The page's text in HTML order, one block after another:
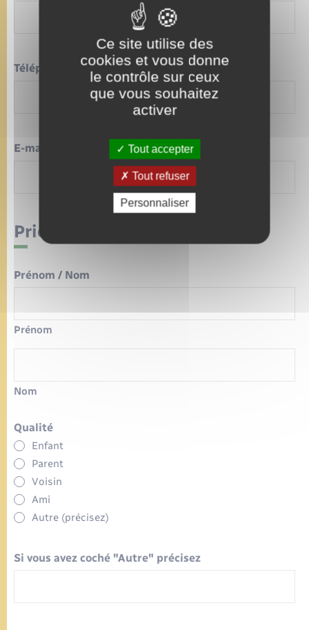
Téléphone
E-mail
Priorité 2
Prénom / Nom
Prénom
Nom
Qualité
Enfant
Parent
Voisin
Ami
Autre (précisez)
Si vous avez coché "Autre" précisez
Ce site utilise des
cookies et vous donne
le contrôle sur ceux
que vous souhaitez
activer
Tout accepter
Tout refuser
Personnaliser